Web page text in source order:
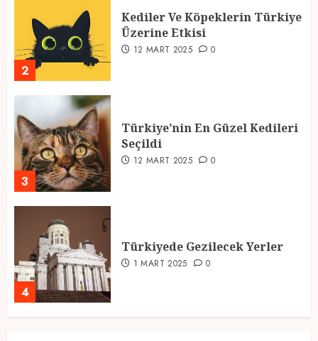
2
Kediler Ve Köpeklerin Türkiye
Üzerine Etkisi
12 MART 2025 0
3
Türkiye’nin En Güzel Kedileri
Seçildi
12 MART 2025 0
4
Türkiyede Gezilecek Yerler
1 MART 2025 0